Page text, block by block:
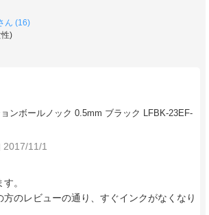
ん (16)
)
ンボールノック 0.5mm ブラック LFBK-23EF-
2017/11/1
。
方のレビューの通り、すぐインクがなくなり